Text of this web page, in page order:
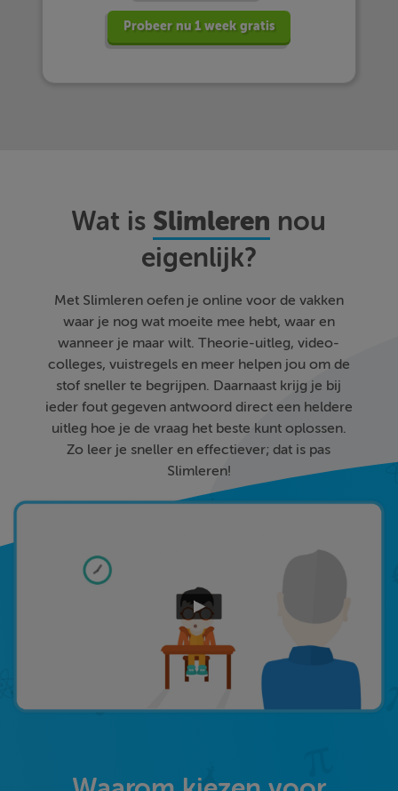
Probeer nu 1 week gratis
Wat is Slimleren nou
eigenlijk?
Met Slimleren oefen je online voor de vakken
waar je nog wat moeite mee hebt, waar en
wanneer je maar wilt. Theorie-uitleg, video-
colleges, vuistregels en meer helpen jou om de
stof sneller te begrijpen. Daarnaast krijg je bij
ieder fout gegeven antwoord direct een heldere
uitleg hoe je de vraag het beste kunt oplossen.
Zo leer je sneller en effectiever; dat is pas
Slimleren!